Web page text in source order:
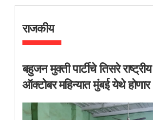
राजकीय
बहुजन मुक्ती पार्टीचे तिसरे
ऑक्टोबर महिन्यात मुंबई येथे होणार